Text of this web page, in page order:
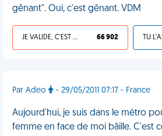
gênant". Oui, c'est gênant. VDM
JE VALIDE, C'EST UNE VDM 66 902
Par Adeo - 29/05/2011 07:17 - France
Aujourd'hui, je suis dans le métro
femme en face de moi bâille. C'est